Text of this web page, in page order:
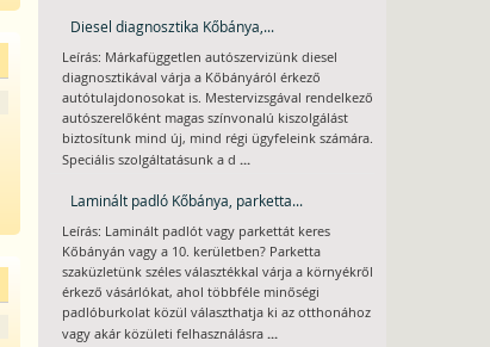
Diesel diagnosztika Kőbánya,...
Leírás: Márkafüggetlen autószervizünk diesel
diagnosztikával várja a Kőbányáról érkező
autótulajdonosokat is. Mestervizsgával rendelkező
autószerelőként magas színvonalú kiszolgálást
biztosítunk mind új, mind régi ügyfeleink számára.
Speciális szolgáltatásunk a d ...
Laminált padló Kőbánya, parketta...
Leírás: Laminált padlót vagy parkettát keres
Kőbányán vagy a 10. kerületben? Parketta
szaküzletünk széles választékkal várja a környékről
érkező vásárlókat, ahol többféle minőségi
padlóburkolat közül választhatja ki az otthonához
vagy akár közületi felhasználásra ...